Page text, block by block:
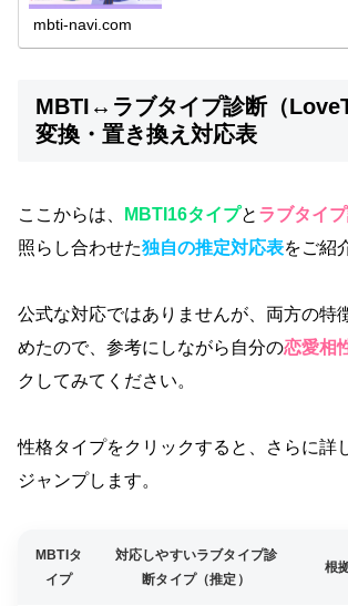
mbti-navi.com
MBTI↔ラブタイプ診断（
変換・置き換え対応表
ここからは、 MBTI16タイプと ラブタイ
照らし合わせた独自の推定対応表をご紹
公式な対応ではありませんが、両方の特
めたので、参考にしながら自分の恋愛相
クしてみてください。
性格タイプをクリックすると、さらに詳
ジャンプします。
MBTIタ
イプ
対応しやすいラブタイプ診
断タイプ（推定）
根